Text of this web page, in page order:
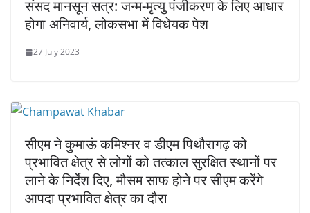
संसद मानसून सत्र: जन्म-मृत्यु पंजीकरण के लिए आधार
होगा अनिवार्य, लोकसभा में विधेयक पेश
27 July 2023
सीएम ने कुमाऊं कमिश्नर व डीएम पिथौरागढ़ को
प्रभावित क्षेत्र से लोगों को तत्काल सुरक्षित स्थानों पर
लाने के निर्देश दिए, मौसम साफ होने पर सीएम करेंगे
आपदा प्रभावित क्षेत्र का दौरा